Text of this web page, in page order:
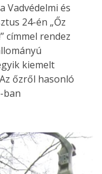
Vadvédelmi és
24-én „Őz
címmel rendez
kiemelt
őzről hasonló
ban